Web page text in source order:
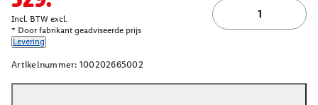
Incl. BTW excl.
* Door fabrikant geadviseerde prijs
Levering
Artikelnummer: 100202665002